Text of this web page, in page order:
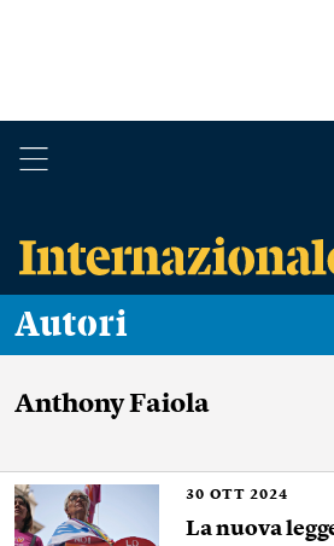
Autori
Anthony Faiola
30 OTT 2024
La nuova